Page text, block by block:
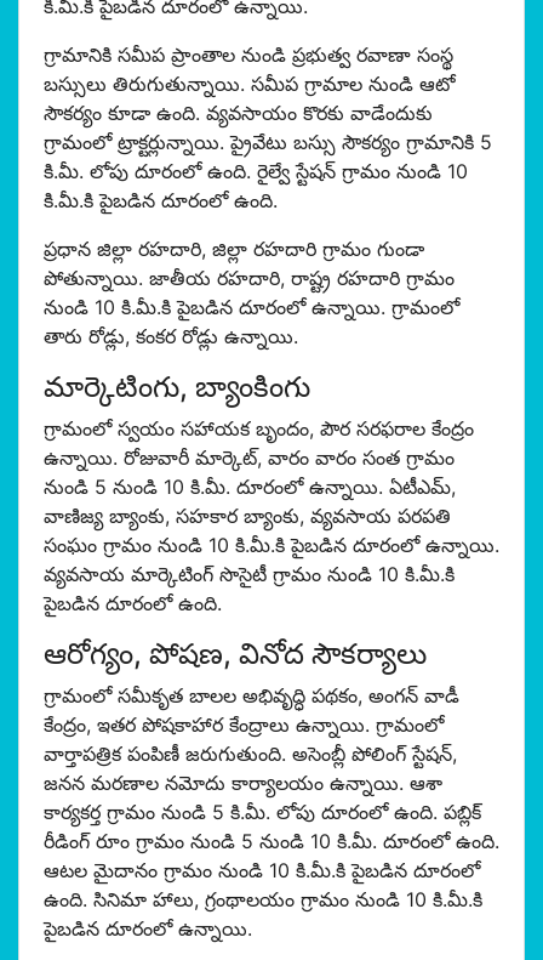
కి.మీ.కి పైబడిన దూరంలో ఉన్నాయి.
గ్రామానికి సమీప ప్రాంతాల నుండి ప్రభుత్వ రవాణా సంస్థ
బస్సులు తిరుగుతున్నాయి. సమీప గ్రామాల నుండి ఆటో
సౌకర్యం కూడా ఉంది. వ్యవసాయం కొరకు వాడేందుకు
గ్రామంలో ట్రాక్టర్లున్నాయి. ప్రైవేటు బస్సు సౌకర్యం గ్రామానికి 5
కి.మీ. లోపు దూరంలో ఉంది. రైల్వే స్టేషన్ గ్రామం నుండి 10
కి.మీ.కి పైబడిన దూరంలో ఉంది.
ప్రధాన జిల్లా రహదారి, జిల్లా రహదారి గ్రామం గుండా
పోతున్నాయి. జాతీయ రహదారి, రాష్ట్ర రహదారి గ్రామం
నుండి 10 కి.మీ.కి పైబడిన దూరంలో ఉన్నాయి. గ్రామంలో
తారు రోడ్లు, కంకర రోడ్లు ఉన్నాయి.
మార్కెటింగు, బ్యాంకింగు
గ్రామంలో స్వయం సహాయక బృందం, పౌర సరఫరాల కేంద్రం
ఉన్నాయి. రోజువారీ మార్కెట్, వారం వారం సంత గ్రామం
నుండి 5 నుండి 10 కి.మీ. దూరంలో ఉన్నాయి. ఏటీఎమ్,
వాణిజ్య బ్యాంకు, సహకార బ్యాంకు, వ్యవసాయ పరపతి
సంఘం గ్రామం నుండి 10 కి.మీ.కి పైబడిన దూరంలో ఉన్నాయి.
వ్యవసాయ మార్కెటింగ్ సొసైటీ గ్రామం నుండి 10 కి.మీ.కి
పైబడిన దూరంలో ఉంది.
ఆరోగ్యం, పోషణ, వినోద సౌకర్యాలు
గ్రామంలో సమీకృత బాలల అభివృద్ధి పథకం, అంగన్ వాడీ
కేంద్రం, ఇతర పోషకాహార కేంద్రాలు ఉన్నాయి. గ్రామంలో
వార్తాపత్రిక పంపిణీ జరుగుతుంది. అసెంబ్లీ పోలింగ్ స్టేషన్,
జనన మరణాల నమోదు కార్యాలయం ఉన్నాయి. ఆశా
కార్యకర్త గ్రామం నుండి 5 కి.మీ. లోపు దూరంలో ఉంది. పబ్లిక్
రీడింగ్ రూం గ్రామం నుండి 5 నుండి 10 కి.మీ. దూరంలో ఉంది.
ఆటల మైదానం గ్రామం నుండి 10 కి.మీ.కి పైబడిన దూరంలో
ఉంది. సినిమా హాలు, గ్రంథాలయం గ్రామం నుండి 10 కి.మీ.కి
పైబడిన దూరంలో ఉన్నాయి.